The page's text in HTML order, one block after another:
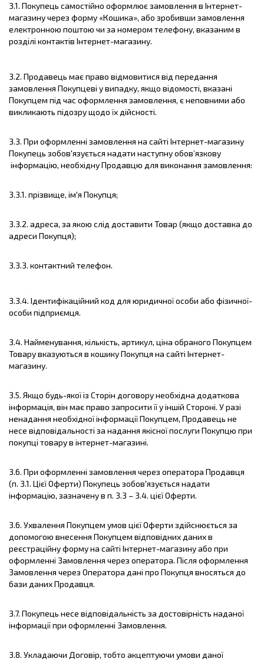
3.1. Покупець самостійно оформлює замовлення в Інтернет-
магазину через форму «Кошика», або зробивши замовлення
електронною поштою чи за номером телефону, вказаним в
розділі контактів Інтернет-магазину.
3.2. Продавець має право відмовитися від передання
замовлення Покупцеві у випадку, якщо відомості, вказані
Покупцем під час оформлення замовлення, є неповними або
викликають підозру щодо їх дійсності.
3.3. При оформленні замовлення на сайті Інтернет-магазину
Покупець зобов'язується надати наступну обов’язкову
інформацію, необхідну Продавцю для виконання замовлення:
3.3.1. прізвище, ім'я Покупця;
3.3.2. адреса, за якою слід доставити Товар (якщо доставка до
адреси Покупця);
3.3.3. контактний телефон.
3.3.4. Ідентифікаційний код для юридичної особи або фізичної-
особи підприємця.
3.4. Найменування, кількість, артикул, ціна обраного Покупцем
Товару вказуються в кошику Покупця на сайті Інтернет-
магазину.
3.5. Якщо будь-якої із Сторін договору необхідна додаткова
інформація, він має право запросити її у іншій Стороні. У разі
ненадання необхідної інформації Покупцем, Продавець не
несе відповідальності за надання якісної послуги Покупцю при
покупці товару в інтернет-магазині.
3.6. При оформленні замовлення через оператора Продавця
(п. 3.1. Цієї Оферти) Покупець зобов'язується надати
інформацію, зазначену в п. 3.3 – 3.4. цієї Оферти.
3.6. Ухвалення Покупцем умов цієї Оферти здійснюється за
допомогою внесення Покупцем відповідних даних в
реєстраційну форму на сайті Інтернет-магазину або при
оформленні Замовлення через оператора. Після оформлення
Замовлення через Оператора дані про Покупця вносяться до
бази даних Продавця.
3.7. Покупець несе відповідальність за достовірність наданої
інформації при оформленні Замовлення.
3.8. Укладаючи Договір, тобто акцептуючи умови даної